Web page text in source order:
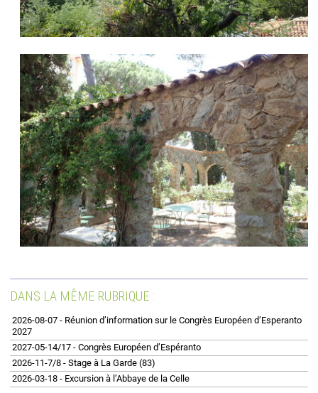
DANS LA MÊME RUBRIQUE :
2026-08-07 - Réunion d’information sur le Congrès Européen d’Esperanto
2027
2027-05-14/17 - Congrès Européen d’Espéranto
2026-11-7/8 - Stage à La Garde (83)
2026-03-18 - Excursion à l’Abbaye de la Celle